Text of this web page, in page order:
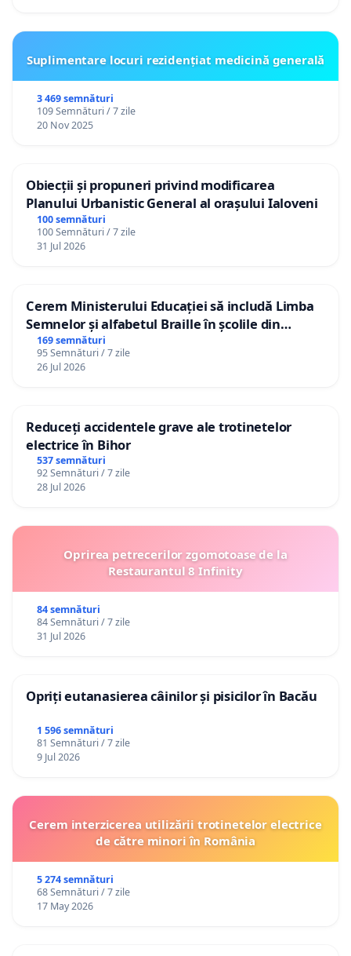
Suplimentare locuri rezidențiat medicină generală
3 469 semnături
109 Semnături / 7 zile
20 Nov 2025
Obiecții și propuneri privind modificarea
Planului Urbanistic General al orașului Ialoveni
100 semnături
100 Semnături / 7 zile
31 Jul 2026
Cerem Ministerului Educației să includă Limba
Semnelor și alfabetul Braille în școlile din
Republica Moldova!
169 semnături
95 Semnături / 7 zile
26 Jul 2026
Reduceți accidentele grave ale trotinetelor
electrice în Bihor
537 semnături
92 Semnături / 7 zile
28 Jul 2026
Oprirea petrecerilor zgomotoase de la
Restaurantul 8 Infinity
84 semnături
84 Semnături / 7 zile
31 Jul 2026
Opriți eutanasierea câinilor și pisicilor în Bacău
1 596 semnături
81 Semnături / 7 zile
9 Jul 2026
Cerem interzicerea utilizării trotinetelor electrice
de către minori în România
5 274 semnături
68 Semnături / 7 zile
17 May 2026